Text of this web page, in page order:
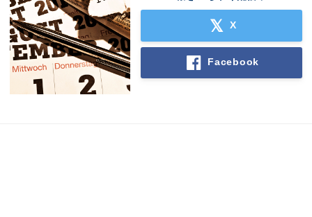
X
Facebook